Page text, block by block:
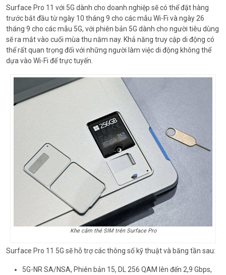
Surface Pro 11 với 5G dành cho doanh nghiệp sẽ có thể đặt hàng
trước bắt đầu từ ngày 10 tháng 9 cho các mẫu Wi-Fi và ngày 26
tháng 9 cho các mẫu 5G, với phiên bản 5G dành cho người tiêu dùng
sẽ ra mắt vào cuối mùa thu năm nay. Khả năng truy cập di động có
thể rất quan trọng đối với những người làm việc di động không thể
dựa vào Wi-Fi để trực tuyến.
Khe cắm thẻ SIM trên Surface Pro
Surface Pro 11 5G sẽ hỗ trợ các thông số kỹ thuật và băng tần sau:
5G-NR SA/NSA, Phiên bản 15, DL 256 QAM lên đến 2,9 Gbps,